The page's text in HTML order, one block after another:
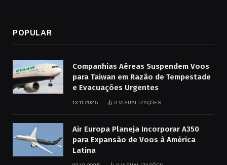
POPULAR
Companhias Aéreas Suspendem Voos
para Taiwan em Razão de Tempestade
e Evacuações Urgentes
13.11.2025 0 VISUALIZAÇÕES
Air Europa Planeja Incorporar A350
para Expansão de Voos à América
Latina